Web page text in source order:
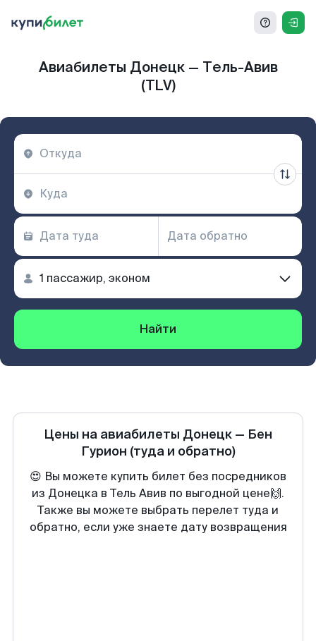
Авиабилеты Донецк — Тель-Авив
(TLV)
Найти
Цены на авиабилеты Донецк — Бен
Гурион (туда и обратно)
😍 Вы можете купить билет без посредников
из Донецка в Тель Авив по выгодной цене🙌.
Также вы можете выбрать перелет туда и
обратно, если уже знаете дату возвращения